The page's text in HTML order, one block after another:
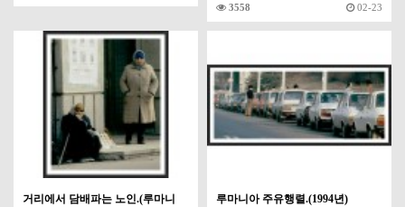
3558 02-23
거리에서 담배파는 노인.(루마니
루마니아 주유행렬.(1994년)